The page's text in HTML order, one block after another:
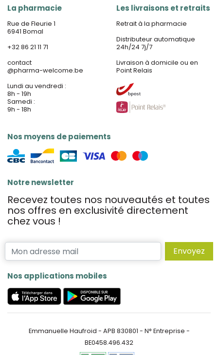
La pharmacie
Rue de Fleurie 1
6941 Bomal
+32 86 21 11 71
contact
@pharma-welcome.be
Lundi au vendredi :
8h - 19h
Samedi :
9h - 18h
Nos moyens de paiements
Les livraisons et retraits
Retrait à la pharmacie
Distributeur automatique
24h/24 7j/7
Livraison à domicile ou en
Point Relais
Notre newsletter
Recevez toutes nos nouveautés et toutes
nos offres en exclusivité directement
chez vous !
Envoyez
Nos applications mobiles
Emmanuelle Haufroid - APB 830801 - N° Entreprise -
BE0458.496.432